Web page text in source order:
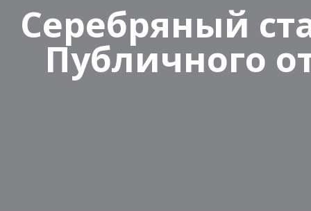
Серебряный
Публичного